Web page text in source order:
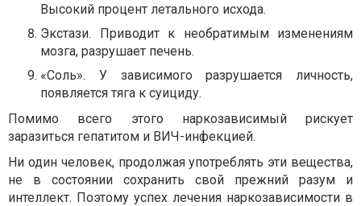
Высокий процент летального исхода.
Экстази. Приводит к необратимым изменениям
мозга, разрушает печень.
«Соль». У зависимого разрушается личность,
появляется тяга к суициду.
Помимо всего этого наркозависимый рискует
заразиться гепатитом и ВИЧ-инфекцией.
Ни один человек, продолжая употреблять эти вещества,
не в состоянии сохранить свой прежний разум и
интеллект. Поэтому успех лечения наркозависимости в